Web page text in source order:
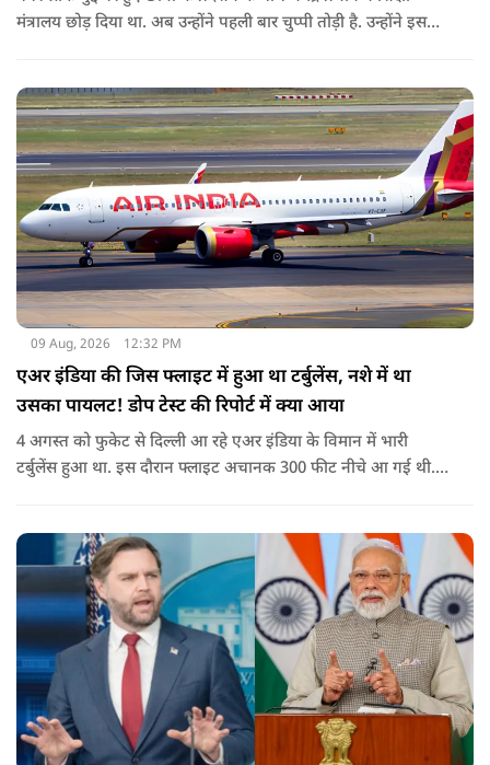
मंत्रालय छोड़ दिया था. अब उन्होंने पहली बार चुप्पी तोड़ी है. उन्होंने इस
09 Aug, 2026 12:32 PM
एअर इंडिया की जिस फ्लाइट में हुआ था टर्बुलेंस, नशे में था
उसका पायलट! डोप टेस्ट की रिपोर्ट में क्या आया
4 अगस्त को फुकेट से दिल्ली आ रहे एअर इंडिया के विमान में भारी
टर्बुलेंस हुआ था. इस दौरान फ्लाइट अचानक 300 फीट नीचे आ गई थी.